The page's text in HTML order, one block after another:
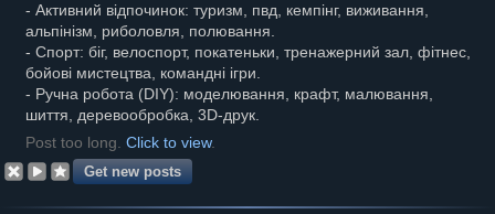
- Активний відпочинок: туризм, пвд, кемпінг, виживання,
альпінізм, риболовля, полювання.
- Спорт: біг, велоспорт, покатеньки, тренажерний зал, фітнес,
бойові мистецтва, командні ігри.
- Ручна робота (DIY): моделювання, крафт, малювання,
шиття, деревообробка, 3D-друк.
Post too long. Click to view.